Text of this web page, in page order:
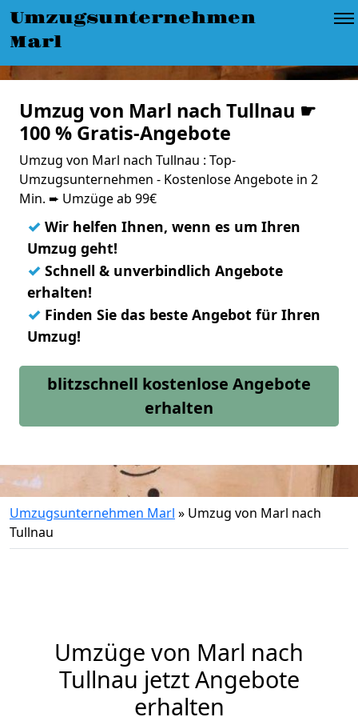
Umzugsunternehmen
Marl
Umzug von Marl nach Tullnau ☛
100 % Gratis-Angebote
Umzug von Marl nach Tullnau : Top-
Umzugsunternehmen - Kostenlose Angebote in 2
Min. ➨ Umzüge ab 99€
✓ Wir helfen Ihnen, wenn es um Ihren
Umzug geht!
✓ Schnell & unverbindlich Angebote
erhalten!
✓ Finden Sie das beste Angebot für Ihren
Umzug!
blitzschnell kostenlose Angebote
erhalten
Umzugsunternehmen Marl » Umzug von Marl nach
Tullnau
Umzüge von Marl nach
Tullnau jetzt Angebote
erhalten